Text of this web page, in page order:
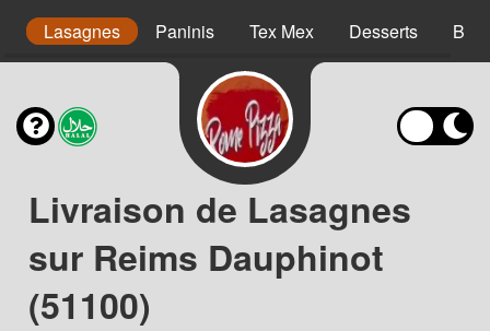
Lasagnes Paninis Tex Mex Desserts
Livraison de Lasagnes
sur Reims Dauphinot
(51100)